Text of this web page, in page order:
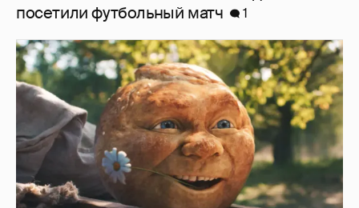
"Россия-24" обратилась в прокуратуру и СК
из-за угроз в адрес создателей "Колобка"